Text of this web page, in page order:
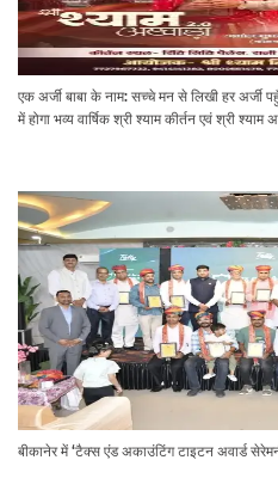
एक अर्जी बाबा के नाम: सच्चे मन से लिखी हर अर्जी
में होगा भव्य वार्षिक श्री श्याम कीर्तन एवं श्री श्याम
बीकानेर में ‘टैक्स एंड अकाउंटिंग टाइटन अवार्ड